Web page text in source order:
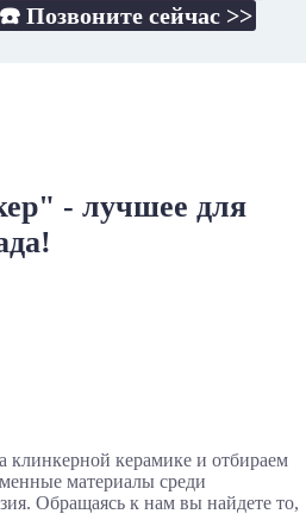
☎️ Позвоните сейчас >>
- лучшее для
клинкерной керамике и отбираем
материалы среди
Обращаясь к нам вы найдете то,